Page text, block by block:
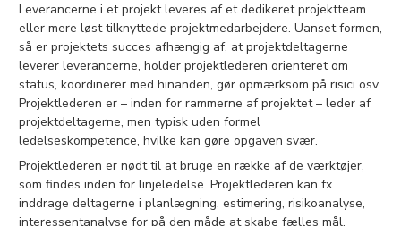
Leverancerne i et projekt leveres af et dedikeret projektteam
eller mere løst tilknyttede projektmedarbejdere. Uanset formen,
så er projektets succes afhængig af, at projektdeltagerne
leverer leverancerne, holder projektlederen orienteret om
status, koordinerer med hinanden, gør opmærksom på risici osv.
Projektlederen er – inden for rammerne af projektet – leder af
projektdeltagerne, men typisk uden formel
ledelseskompetence, hvilke kan gøre opgaven svær.
Projektlederen er nødt til at bruge en række af de værktøjer,
som findes inden for linjeledelse. Projektlederen kan fx
inddrage deltagerne i planlægning, estimering, risikoanalyse,
interessentanalyse for på den måde at skabe fælles mål,